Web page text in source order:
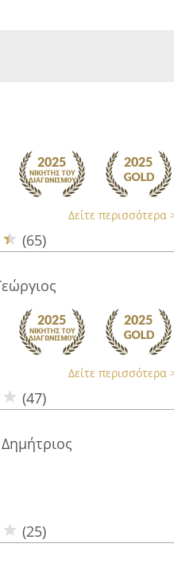
Δείτε περισσότερα
(65)
Δείτε περισσότερα
(47)
(25)